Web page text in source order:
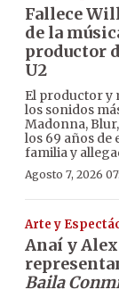
Fallece
de la
productor
U2
El productor y
los sonidos
Madonna,
los 69 años de
familia y
Agosto 7, 2026
Arte y
Anaí y
Baila